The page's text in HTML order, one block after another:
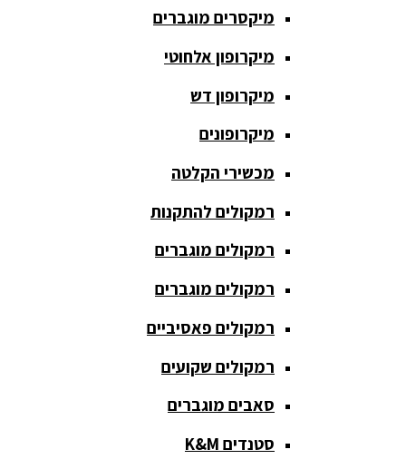
Outlet Sale
חגורת הגברה
כבלים
ומתאמים
כריזה
ומגפונים
מדונה
אלחוטית
מיקסר
מוגברים
מיקרופון
מיקסרים מוגברים
מיקרופון אלחוטי
מיקרופון דש
מיקרופונים
מכשירי הקלטה
רמקולים להתקנות
רמקולים מוגברים
רמקולים מוגברים
רמקולים פאסיביים
רמקולים שקועים
סאבים מוגברים
סטנדים K&M